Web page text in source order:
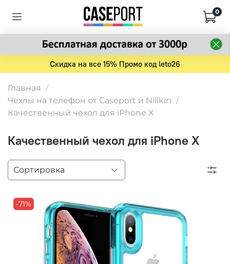
0
Скидка на все 15% Промо код leto26
Главная
Чехлы на телефон от Caseport и Nillkin
Качественный чехол для iPhone X
Качественный чехол для iPhone X
-71%